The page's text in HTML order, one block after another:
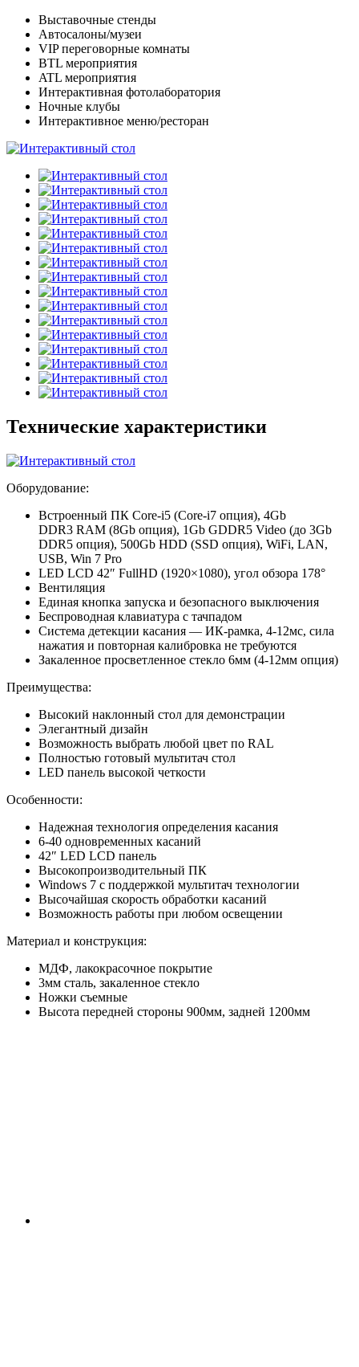
Выставочные стенды
Автосалоны/музеи
VIP переговорные комнаты
BTL мероприятия
ATL мероприятия
Интерактивная фотолаборатория
Ночные клубы
Интерактивное меню/ресторан
Технические характеристики
Оборудование:
Встроенный ПК Core-i5 (Core-i7 опция), 4Gb
DDR3 RAM (8Gb опция), 1Gb GDDR5 Video (до 3Gb
DDR5 опция), 500Gb HDD (SSD опция), WiFi, LAN,
USB, Win 7 Pro
LED LCD 42″ FullHD (1920×1080), угол обзора 178°
Вентиляция
Единая кнопка запуска и безопасного выключения
Беспроводная клавиатура с тачпадом
Система детекции касания — ИК-рамка, 4-12мс, сила
нажатия и повторная калибровка не требуются
Закаленное просветленное стекло 6мм (4-12мм опция)
Преимущества:
Высокий наклонный стол для демонстрации
Элегантный дизайн
Возможность выбрать любой цвет по RAL
Полностью готовый мультитач стол
LED панель высокой четкости
Особенности:
Надежная технология определения касания
6-40 одновременных касаний
42″ LED LCD панель
Высокопроизводительный ПК
Windows 7 с поддержкой мультитач технологии
Высочайшая скорость обработки касаний
Возможность работы при любом освещении
Материал и конструкция:
МДФ, лакокрасочное покрытие
3мм сталь, закаленное стекло
Ножки съемные
Высота передней стороны 900мм, задней 1200мм